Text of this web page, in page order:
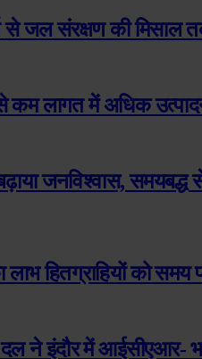
जल संरक्षण की मिसाल तक
से कम लागत में अधिक
जनविश्वास,
हितग्राहियों को
दल ने इंदौर में आईसीएआर-